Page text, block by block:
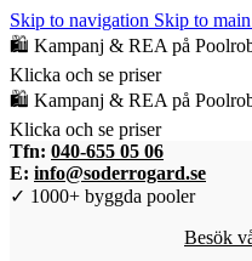
Skip to navigation Skip to
🛍️ Kampanj & REA på
Klicka och se priser
🛍️ Kampanj & REA på
Klicka och se priser
Tfn: 040-655 05 06
E: info@soderrogard.se
✓ 1000+ byggda pooler
Besök